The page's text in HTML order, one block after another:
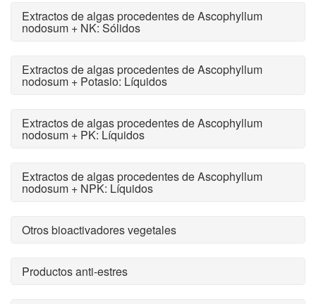
Extractos de algas procedentes de Ascophyllum
nodosum + NK: Sólidos
Extractos de algas procedentes de Ascophyllum
nodosum + Potasio: Líquidos
Extractos de algas procedentes de Ascophyllum
nodosum + PK: Líquidos
Extractos de algas procedentes de Ascophyllum
nodosum + NPK: Líquidos
Otros bioactivadores vegetales
Productos anti-estres